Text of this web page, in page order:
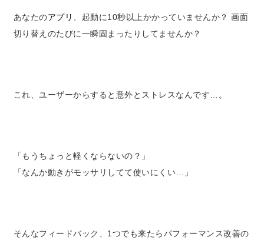
あなたのアプリ
、起動に10秒以上かかっていませんか？ 画面
切り替えのたびに一瞬固まったりしてませんか？
これ、ユーザーからすると意外とストレスなんです…。
「もうちょっと軽くならないの？」
「なんか動きがモッサリしてて使いにくい…」
そんなフィードバック、1つでも来たらパフォーマンス改善の